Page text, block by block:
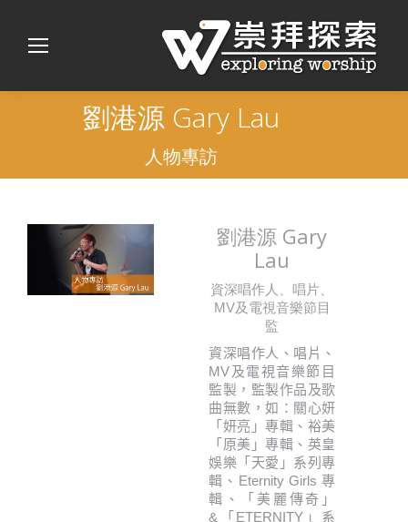
劉港源 Gary Lau
人物專訪
劉港源 Gary
Lau
資深唱作人、唱片、
MV及電視音樂節目
監
資深唱作人、唱片、
MV及電視音樂節目
監製，監製作品及歌
曲無數，如：關心妍
「妍亮」專輯、裕美
「原美」專輯、英皇
娛樂「天愛」系列專
輯、Eternity Girls 專
輯、「 美麗傳奇」
&「ETERNITY」系